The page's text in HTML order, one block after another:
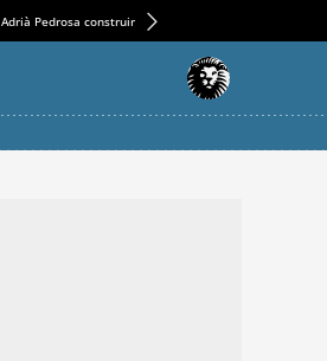
Adrià Pedrosa construirá la nueva residencia en el